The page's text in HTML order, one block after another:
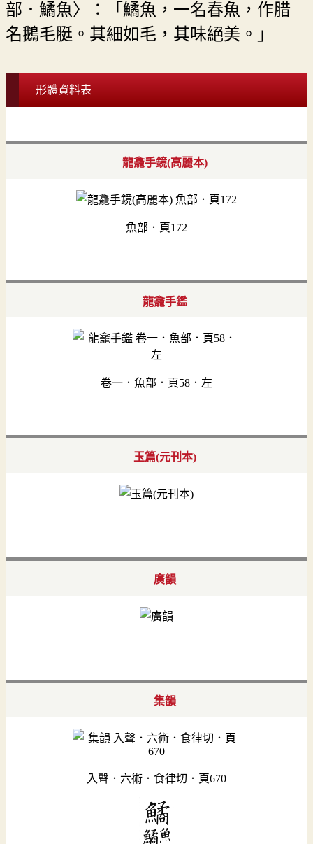
部．鱊魚〉：「鱊魚，一名春魚，作腊
名鵝毛脡。其細如毛，其味絕美。」
形體資料表
龍龕手鏡(高麗本)
魚部．頁172
龍龕手鑑
卷一．魚部．頁58．左
玉篇(元刊本)
廣韻
集韻
入聲．六術．食律切．頁670